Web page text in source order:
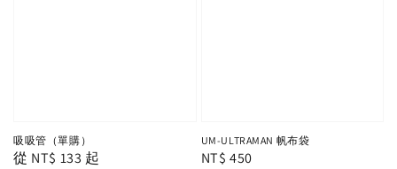
吸吸管（單購）
Regular
從 NT$ 133 起
UM-ULTRAMAN 帆布袋
Regular
NT$ 450